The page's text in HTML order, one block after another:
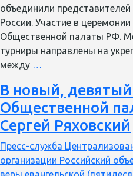
объединили
России. Участие в
Общественной палаты РФ.
турниры направлены на
между …
одно
общее
будущее,
которое
мы
строим
В новый, девятый
Общественной
Сергей Ряховский
Пресс-служба
организации Российский